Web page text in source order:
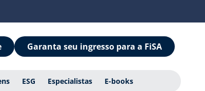
Garanta seu ingresso para a FiSA
ESG Especialistas E-books